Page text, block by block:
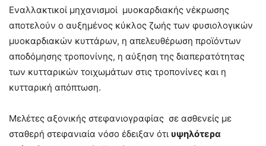
Εναλλακτικοί μηχανισμοί μυοκαρδιακής νέκρωσης
αποτελούν ο αυξημένος κύκλος ζωής των φυσιολογικών
μυοκαρδιακών κυττάρων, η απελευθέρωση προϊόντων
αποδόμησης τροπονίνης, η αύξηση της διαπερατότητας
των κυτταρικών τοιχωμάτων στις τροπονίνες και η
κυτταρική απόπτωση.
Μελέτες αξονικής στεφανιογραφίας σε ασθενείς με
σταθερή στεφανιαία νόσο έδειξαν ότι υψηλότερα